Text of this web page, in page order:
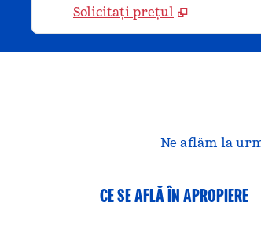
Solicitați prețul
Ne aflăm la
CE SE AFLĂ ÎN APROPIERE